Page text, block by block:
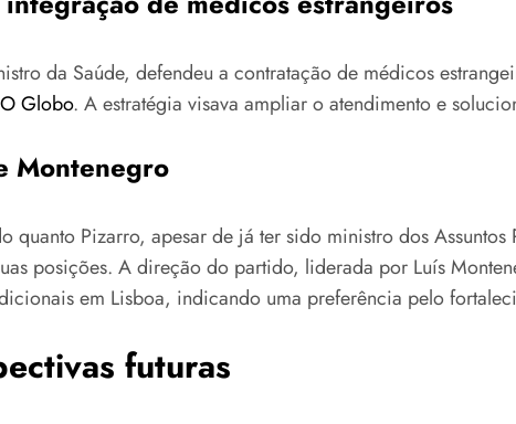
da Saúde, defendeu a contratação de médicos
O Globo. A estratégia visava ampliar o atendimento e
Montenegro
Pizarro, apesar de já ter sido ministro dos Assuntos
posições. A direção do partido, liderada por Luís
em Lisboa, indicando uma preferência pelo
futuras